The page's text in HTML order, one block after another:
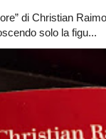
di Christian
solo la figu...